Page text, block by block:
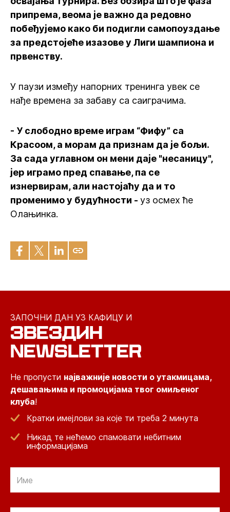
припрема, веома је важно да редовно
побеђујемо како би подигли самопоуздање
за предстојеће изазове у Лиги шампиона и
првенству.
У паузи између напорних тренинга увек се
нађе времена за забаву са саиграчима.
- У слободно време играм “Фифу” са
Красоом, а морам да признам да је бољи.
За сада углавном он мени даје "несаницу",
јер играмо пред спавање, па се
изнервирам, али настојаћу да и то
променимо у будућности - уз осмех ће
Олањинка.
ЗАПОЧНИ ДАН УЗ КАФИЦУ И
ЗВЕЗДИН
NEWSLETTER
Не пропусти најважније новости о утакмицама,
дешавањима и промоцијама твог омиљеног
клуба!
Кратки имејлови за које ти треба 2 минута
Никад те нећемо спамовати небитним
информацијама